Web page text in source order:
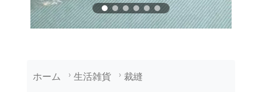
ホーム 生活雑貨 裁縫